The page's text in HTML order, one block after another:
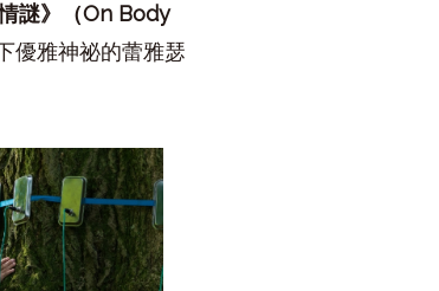
謎》（On Body
優雅神祕的蕾雅瑟